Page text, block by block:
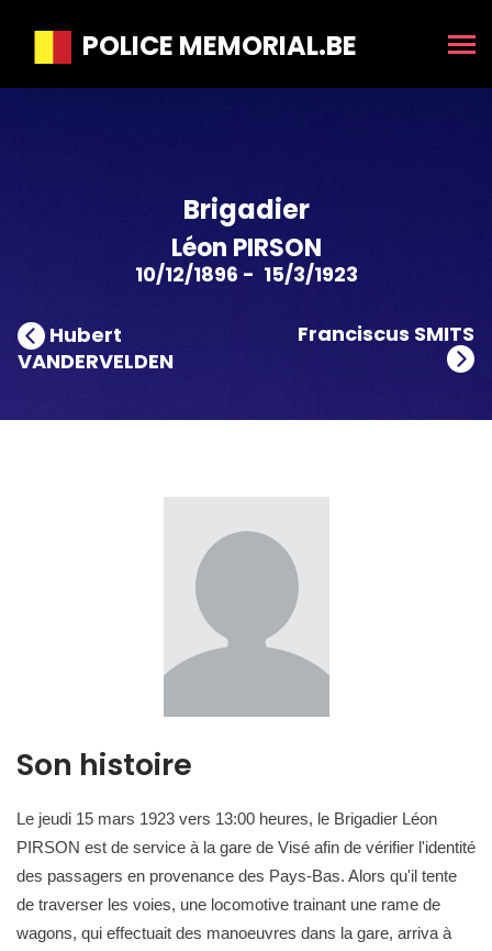
POLICE MEMORIAL.BE
Brigadier
Léon PIRSON
10/12/1896 - 15/3/1923
Hubert
VANDERVELDEN
Franciscus SMITS
Son histoire
Le jeudi 15 mars 1923 vers 13:00 heures, le Brigadier Léon
PIRSON est de service à la gare de Visé afin de vérifier l'identité
des passagers en provenance des Pays-Bas. Alors qu'il tente
de traverser les voies, une locomotive trainant une rame de
wagons, qui effectuait des manoeuvres dans la gare, arriva à